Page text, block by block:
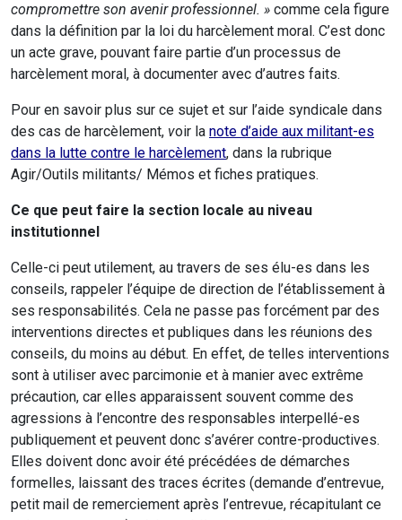
compromettre son avenir professionnel. » comme cela figure
dans la définition par la loi du harcèlement moral. C’est donc
un acte grave, pouvant faire partie d’un processus de
harcèlement moral, à documenter avec d’autres faits.
Pour en savoir plus sur ce sujet et sur l’aide syndicale dans
des cas de harcèlement, voir la note d’aide aux militant-es
dans la lutte contre le harcèlement, dans la rubrique
Agir/Outils militants/ Mémos et fiches pratiques.
Ce que peut faire la section locale au niveau
institutionnel
Celle-ci peut utilement, au travers de ses élu-es dans les
conseils, rappeler l’équipe de direction de l’établissement à
ses responsabilités. Cela ne passe pas forcément par des
interventions directes et publiques dans les réunions des
conseils, du moins au début. En effet, de telles interventions
sont à utiliser avec parcimonie et à manier avec extrême
précaution, car elles apparaissent souvent comme des
agressions à l’encontre des responsables interpellé-es
publiquement et peuvent donc s’avérer contre-productives.
Elles doivent donc avoir été précédées de démarches
formelles, laissant des traces écrites (demande d’entrevue,
petit mail de remerciement après l’entrevue, récapitulant ce